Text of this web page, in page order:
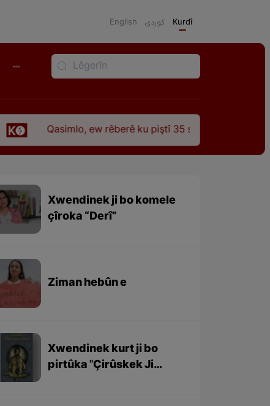
English كوردی Kurdî
Qasimlo, ew rêberê ku piştî 35 sal ji şehîdbûna wî hê jî
Xwendinek ji bo komele
çîroka “Derî”
Ziman hebûn e
Xwendinek kurt ji bo
pirtûka ''Çirûskek Ji